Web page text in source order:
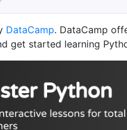
DataCamp. DataCamp
get started learning